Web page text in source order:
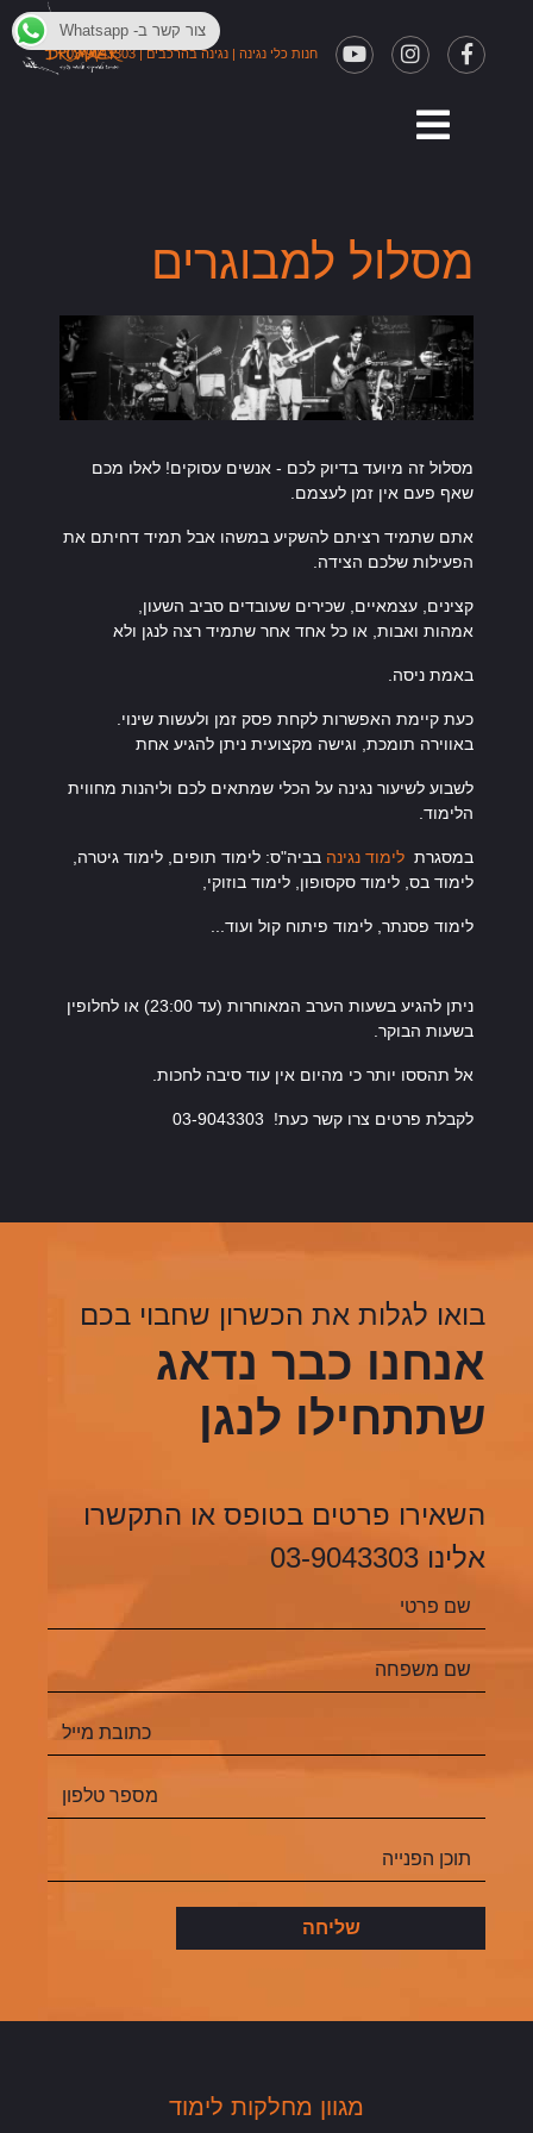
חנות כלי נגינה | נגינה בהרכבים|
03-9043303
מסלול למבוגרים
מסלול זה מיועד בדיוק לכם - אנשים עסוקים! לאלו מכם
שאף פעם אין זמן לעצמם
אתם שתמיד רציתם להשקיע במשהו אבל תמיד דחיתם את
הפעילות שלכם הצידה
קצינים, עצמאיים, שכירים שעובדים סביב השעון,
אמהות ואבות, או כל אחד אחר שתמיד רצה לנגן ולא
באמת ניסה
כעת קיימת האפשרות לקחת פסק זמן ולעשות שינוי.
באווירה תומכת, וגישה מקצועית ניתן להגיע אחת
לשבוע לשיעור נגינה על הכלי שמתאים לכם וליהנות מחווית
הלימוד
במסגרת לימוד נגינה בביה"ס: לימוד תופים, לימוד גיטרה,
לימוד בס, לימוד סקסופון, לימוד בוזוקי
לימוד פסנתר, לימוד פיתוח קול ועוד
ניתן להגיע בשעות הערב המאוחרות (עד 23:00) או לחלופין
בשעות הבוקר
אל תהססו יותר כי מהיום אין עוד סיבה לחכות
לקבלת פרטים צרו קשר כעת!
בואו לגלות את הכשרון שחבוי בכם
אנחנו כבר נדאג
שתתחילו לנגן
השאירו פרטים בטופס או התקשרו
אלינו 03-9043303
מגוון מחלקות לימוד
צור קשר ב- Whatsapp